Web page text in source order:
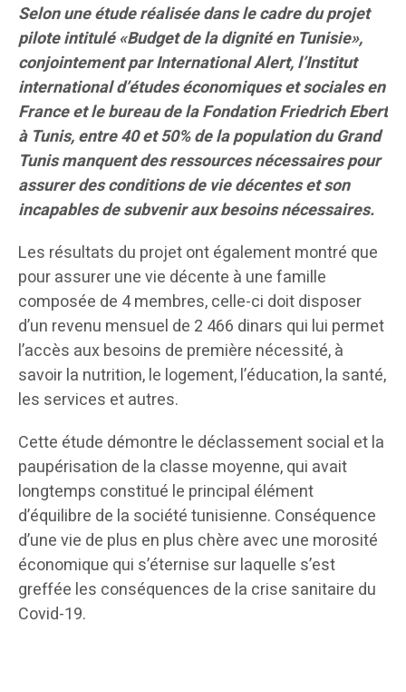
Selon une étude réalisée dans le cadre du projet
pilote intitulé «Budget de la dignité en Tunisie»,
conjointement par International Alert, l’Institut
international d’études économiques et sociales en
France et le bureau de la Fondation Friedrich Ebert
à Tunis, entre 40 et 50% de la population du Grand
Tunis manquent des ressources nécessaires pour
assurer des conditions de vie décentes et son
incapables de subvenir aux besoins nécessaires.
Les résultats du projet ont également montré que
pour assurer une vie décente à une famille
composée de 4 membres, celle-ci doit disposer
d’un revenu mensuel de 2 466 dinars qui lui permet
l’accès aux besoins de première nécessité, à
savoir la nutrition, le logement, l’éducation, la santé,
les services et autres.
Cette étude démontre le déclassement social et la
paupérisation de la classe moyenne, qui avait
longtemps constitué le principal élément
d’équilibre de la société tunisienne. Conséquence
d’une vie de plus en plus chère avec une morosité
économique qui s’éternise sur laquelle s’est
greffée les conséquences de la crise sanitaire du
Covid-19.